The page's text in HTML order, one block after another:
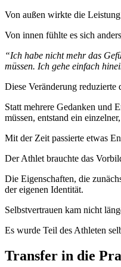
Von außen wirkte die
Von innen fühlte es sich
“Ich habe nicht mehr das
müssen. Ich gehe einfach
Diese Veränderung reduzierte
Statt mehrere Gedanken und
müssen, entstand ein
Mit der Zeit passierte etwas
Der Athlet brauchte das
Die Eigenschaften, die
der eigenen Identität.
Selbstvertrauen kam nicht
Es wurde Teil des Athleten
Transfer in die